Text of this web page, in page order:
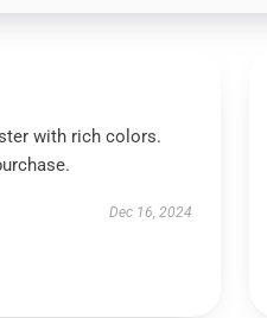
with rich colors.
Dec 16, 2024